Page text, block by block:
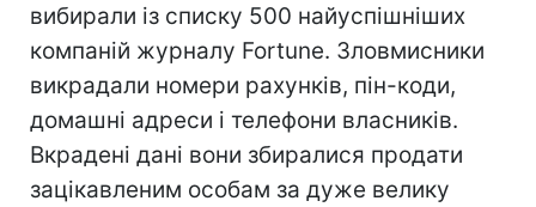
вибирали із списку 500 найуспішніших
компаній журналу Fortune. Зловмисники
викрадали номери рахунків, пін-коди,
домашні адреси і телефони власників.
Вкрадені дані вони збиралися продати
зацікавленим особам за дуже велику